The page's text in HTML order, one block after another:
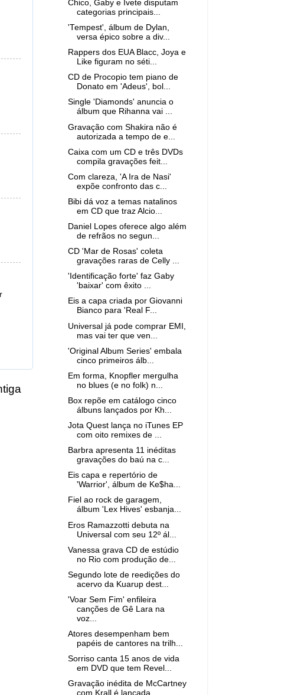
Chico, Gaby e Ivete disputam
categorias principais...
'Tempest', álbum de Dylan,
versa épico sobre a div...
Rappers dos EUA Blacc, Joya e
Like figuram no séti...
CD de Procopio tem piano de
Donato em 'Adeus', bol...
Single 'Diamonds' anuncia o
álbum que Rihanna vai ...
Gravação com Shakira não é
autorizada a tempo de e...
Caixa com um CD e três DVDs
compila gravações feit...
Com clareza, 'A Ira de Nasi'
expõe confronto das c...
Bibi dá voz a temas natalinos
em CD que traz Alcio...
Daniel Lopes oferece algo além
de refrãos no segun...
CD 'Mar de Rosas' coleta
gravações raras de Celly ...
'Identificação forte' faz Gaby
'baixar' com êxito ...
Eis a capa criada por Giovanni
Bianco para 'Real F...
Universal já pode comprar EMI,
mas vai ter que ven...
'Original Album Series' embala
cinco primeiros álb...
Em forma, Knopfler mergulha
no blues (e no folk) n...
Box repõe em catálogo cinco
álbuns lançados por Kh...
Jota Quest lança no iTunes EP
com oito remixes de ...
Barbra apresenta 11 inéditas
gravações do baú na c...
Eis capa e repertório de
'Warrior', álbum de Ke$ha...
Fiel ao rock de garagem,
álbum 'Lex Hives' esbanja...
Eros Ramazzotti debuta na
Universal com seu 12º ál...
Vanessa grava CD de estúdio
no Rio com produção de...
Segundo lote de reedições do
acervo da Kuarup dest...
'Voar Sem Fim' enfileira
canções de Gê Lara na
voz...
Atores desempenham bem
papéis de cantores na trilh...
Sorriso canta 15 anos de vida
em DVD que tem Revel...
Gravação inédita de McCartney
com Krall é lançada ...